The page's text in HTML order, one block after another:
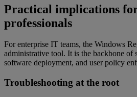
Practical implications
professionals
For enterprise IT teams, the Windows
administrative tool. It is the backbone of
software deployment, and user policy
Troubleshooting at the root